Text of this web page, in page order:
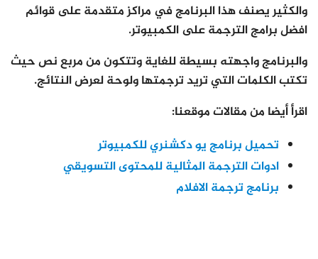
والكثير يصنف هذا البرنامج في مراكز متقدمة على قوائم
افضل برامج الترجمة على الكمبيوتر.
والبرنامج واجهته بسيطة للغاية وتتكون من مربع نص حيث
تكتب الكلمات التي تريد ترجمتها ولوحة لعرض النتائج.
اقرأ أيضا من مقالات موقعنا:
تحميل برنامج يو دكشنري للكمبيوتر
ادوات الترجمة المثالية للمحتوى التسويقي
برنامج ترجمة الافلام